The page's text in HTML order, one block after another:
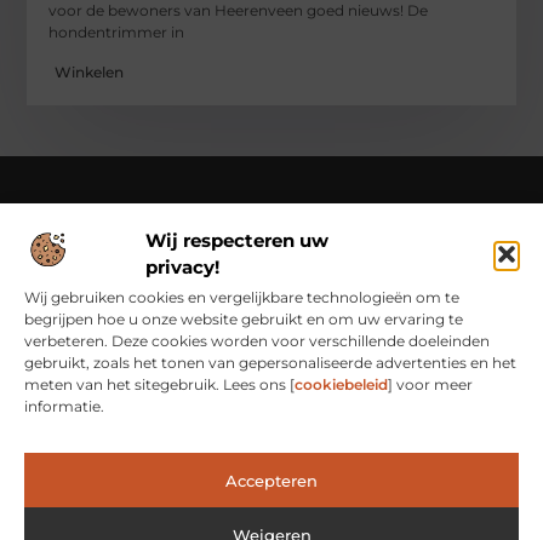
Wij respecteren uw
privacy!
Wij gebruiken cookies en vergelijkbare technologieën om te
begrijpen hoe u onze website gebruikt en om uw ervaring te
verbeteren. Deze cookies worden voor verschillende doeleinden
gebruikt, zoals het tonen van gepersonaliseerde advertenties en het
meten van het sitegebruik. Lees ons [cookiebeleid] voor meer
informatie.
Accepteren
Weigeren
voor de bewoners van Heerenveen goed nieuws! De
hondentrimmer in
Winkelen
Over Class Actions
Classactions.nl – Van dagelijkse inspiratie tot bijzondere
verhalen.
Verken artikelen en blogs die je informeren,
inspireren en bewust maken van alles wat er speelt in de
wereld.
Bericht categorie